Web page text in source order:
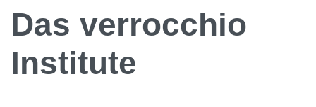
Das verrocchio
Institute